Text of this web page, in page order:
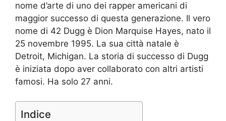
nome d’arte di uno dei rapper americani di
maggior successo di questa generazione. Il vero
nome di 42 Dugg è Dion Marquise Hayes, nato il
25 novembre 1995. La sua città natale è
Detroit, Michigan. La storia di successo di Dugg
è iniziata dopo aver collaborato con altri artisti
famosi. Ha solo 27 anni.
Indice